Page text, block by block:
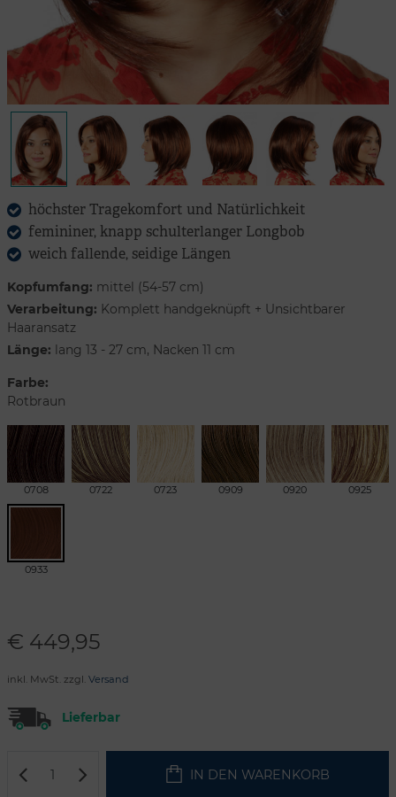
höchster Tragekomfort und Natürlichkeit
femininer, knapp schulterlanger Longbob
weich fallende, seidige Längen
Kopfumfang: mittel (54-57 cm)
Verarbeitung: Komplett handgeknüpft + Unsichtbarer
Haaransatz
Länge: lang 13 - 27 cm, Nacken 11 cm
Farbe:
Rotbraun
0708 0722 0723 0909 0920 0925
0933
€ 449,95
inkl. MwSt. zzgl. Versand
Lieferbar
IN DEN WARENKORB